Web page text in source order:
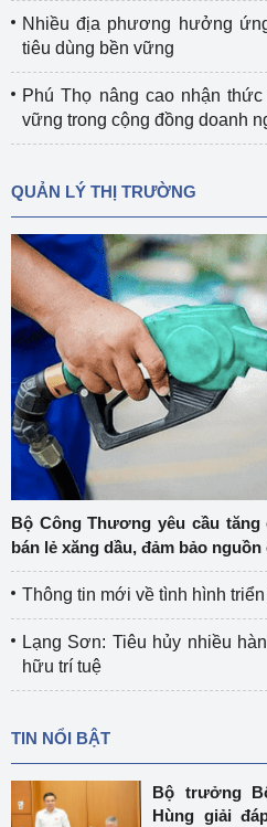
Nhiều địa phương hưởng
tiêu dùng bền vững
Phú Thọ nâng cao nhận
vững trong cộng đồng doanh
QUẢN LÝ THỊ TRƯỜNG
Bộ Công Thương yêu cầu
bán lẻ xăng dầu, đảm bảo nguồn
Thông tin mới về tình hình
Lạng Sơn: Tiêu hủy nhiều
hữu trí tuệ
TIN NỔI BẬT
Bộ trưởng
Hùng giải